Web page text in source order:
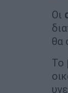
Οι
θα
Το